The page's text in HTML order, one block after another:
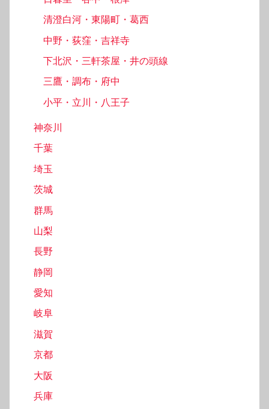
清澄白河・東陽町・葛西
中野・荻窪・吉祥寺
下北沢・三軒茶屋・井の頭線
三鷹・調布・府中
小平・立川・八王子
神奈川
千葉
埼玉
茨城
群馬
山梨
長野
静岡
愛知
岐阜
滋賀
京都
大阪
兵庫